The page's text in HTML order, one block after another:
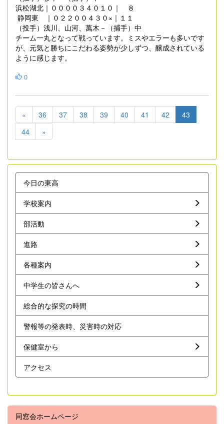
浜松湖北｜００００３４０１０｜ ８
静岡東 ｜０２２００４３０×｜１１
（投手）浅川、山河、萬木－（捕手）中
チーム一丸となって戦っています。ミスやエラーも多いです
が、元気と勝ちにこだわる姿勢が少しずつ、醸成されている
ように感じます。
0
« 36 37 38 39 40 41 42
43
44
»
今日の東高
学校案内
部活動
進路
各種案内
中学生の皆さんへ
総合的な探究の時間
警報等の発表時、災害時の対応
保健室から
アクセス
同窓会ホームページ